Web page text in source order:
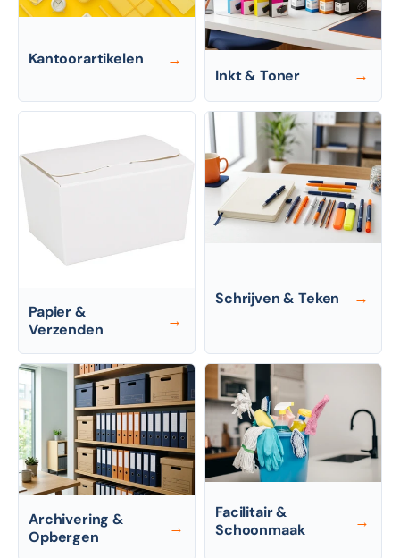
Kantoorartikelen
→
Inkt & Toner
→
Papier &
Verzenden
→
Schrijven & Teken →
Archivering &
Opbergen
→
Facilitair &
Schoonmaak
→